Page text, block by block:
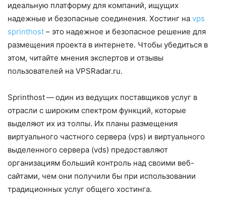
идеальную платформу для компаний, ищущих
надежные и безопасные соединения. Хостинг на vps
sprinthost – это надежное и безопасное решение для
размещения проекта в интернете. Чтобы убедиться в
этом, читайте мнения экспертов и отзывы
пользователей на VPSRadar.ru.
Sprinthost — один из ведущих поставщиков услуг в
отрасли с широким спектром функций, которые
выделяют их из толпы. Их планы размещения
виртуального частного сервера (vps) и виртуального
выделенного сервера (vds) предоставляют
организациям больший контроль над своими веб-
сайтами, чем они получили бы при использовании
традиционных услуг общего хостинга.